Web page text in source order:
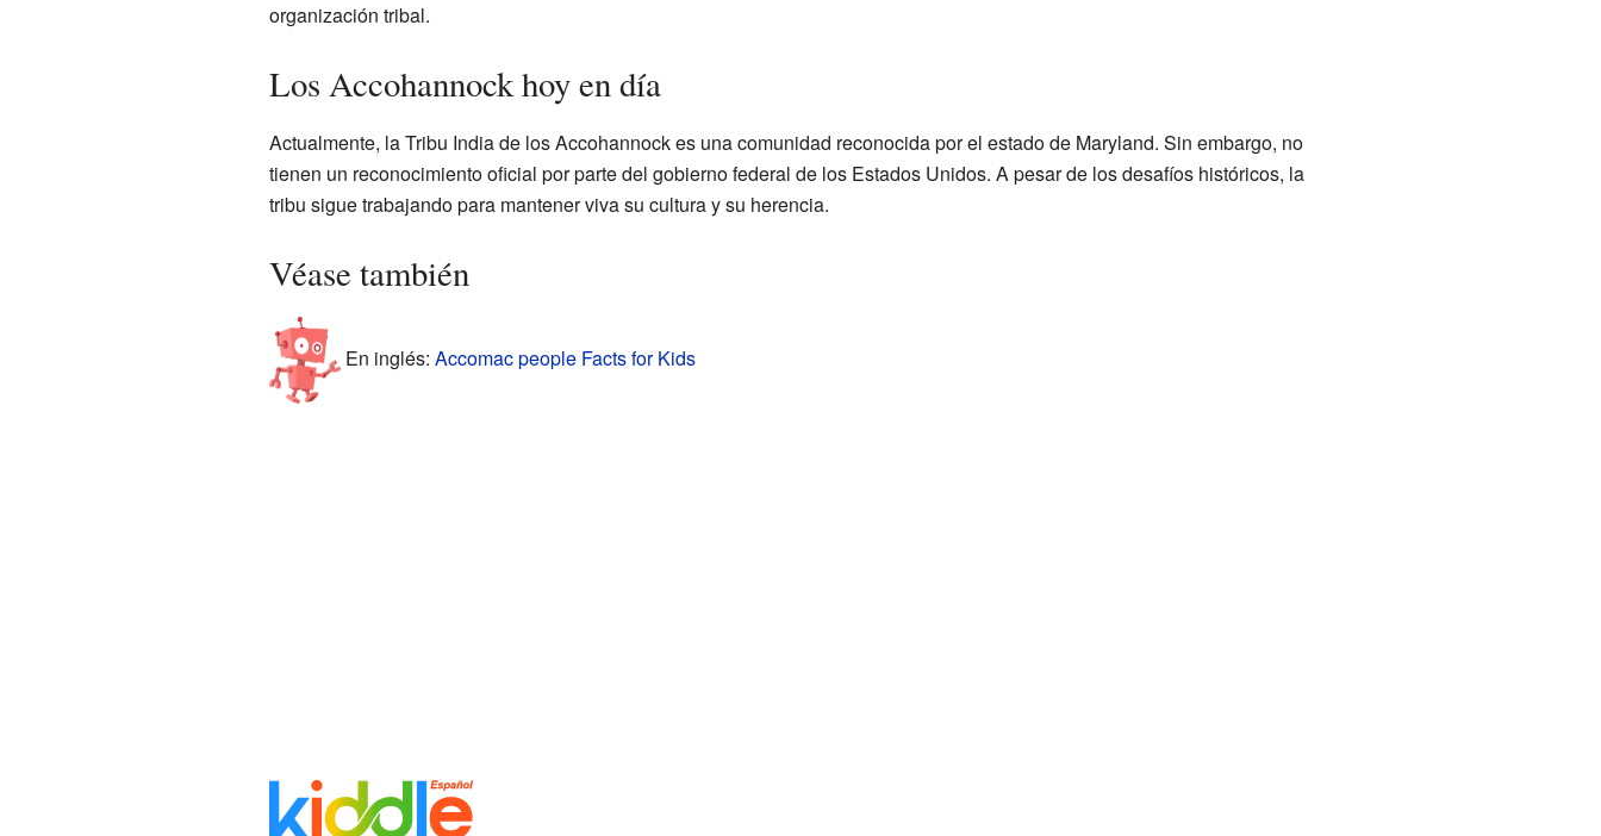
organización tribal.
Los Accohannock hoy en día
Actualmente, la Tribu India de los Accohannock es una comunidad reconocida por el estado de Maryland. Sin embargo, no
tienen un reconocimiento oficial por parte del gobierno federal de los Estados Unidos. A pesar de los desafíos históricos, la
tribu sigue trabajando para mantener viva su cultura y su herencia.
Véase también
En inglés: Accomac people Facts for Kids